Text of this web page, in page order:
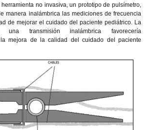
no invasiva, un prototipo de pulsímetro,
manera inalámbrica las mediciones de frecuencia
de mejorar el cuidado del paciente pediátrico. La
una transmisión inalámbrica favorecería
la mejora de la calidad del cuidado del paciente